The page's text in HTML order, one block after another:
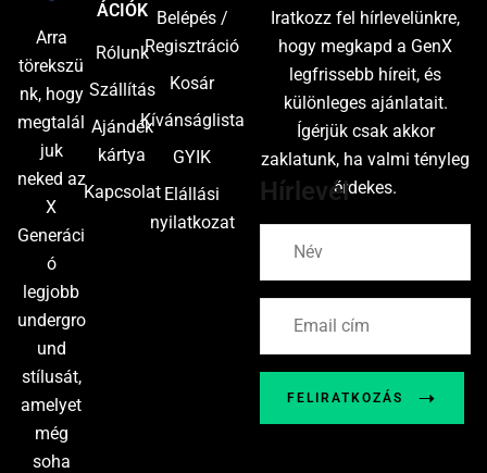
Arra
törekszü
nk, hogy
megtalál
juk
neked az
X
Generáci
ó
legjobb
undergro
und
stílusát,
amelyet
még
soha
ÁCIÓK
Rólunk
Szállítás
Ajándék
kártya
Kapcsolat
Belépés /
Regisztráció
Kosár
Kívánságlista
GYIK
Elállási
nyilatkozat
Iratkozz fel hírlevelünkre,
hogy megkapd a GenX
legfrissebb híreit, és
különleges ajánlatait.
Ígérjük csak akkor
zaklatunk, ha valmi tényleg
érdekes.
Hírlevél
FELIRATKOZÁS